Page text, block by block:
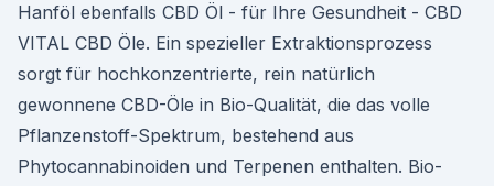
Hanföl ebenfalls CBD Öl - für Ihre Gesundheit - CBD
VITAL CBD Öle. Ein spezieller Extraktionsprozess
sorgt für hochkonzentrierte, rein natürlich
gewonnene CBD-Öle in Bio-Qualität, die das volle
Pflanzenstoff-Spektrum, bestehend aus
Phytocannabinoiden und Terpenen enthalten. Bio-